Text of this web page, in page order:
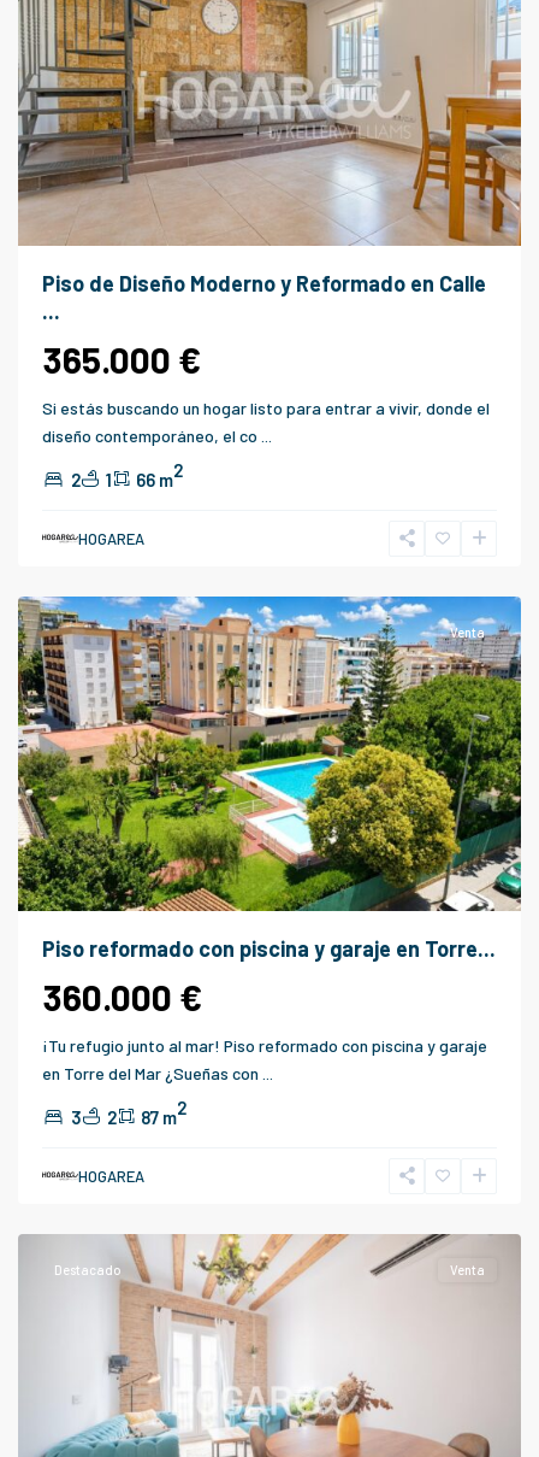
Piso de Diseño Moderno y Reformado en Calle
...
365.000 €
Si estás buscando un hogar listo para entrar a vivir, donde el
diseño contemporáneo, el co
2 1 66 m2
HOGAREA
-
Venta
Piso reformado con piscina y garaje en Torre...
360.000 €
¡Tu refugio junto al mar! Piso reformado con piscina y garaje
en Torre del Mar ¿Sueñas con
3 2 87 m2
HOGAREA
Destacado Venta